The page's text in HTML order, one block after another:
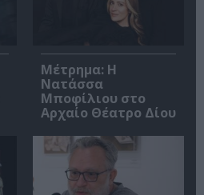
Μέτρημα: Η
Νατάσσα
Μποφίλιου στο
Αρχαίο Θέατρο Δίου